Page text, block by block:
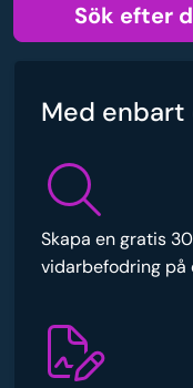
Sök efter
Med
Skapa en gratis
vidarbefodring på